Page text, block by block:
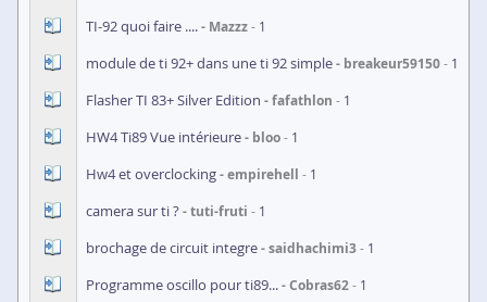
TI-92 quoi faire .... Mazzz 1
module de ti 92+ dans une ti 92 simple breakeur59150 1
Flasher TI 83+ Silver Edition fafathlon 1
HW4 Ti89 Vue intérieure bloo 1
Hw4 et overclocking empirehell 1
camera sur ti ? tuti-fruti 1
brochage de circuit integre saidhachimi3 1
Programme oscillo pour ti89... Cobras62 1